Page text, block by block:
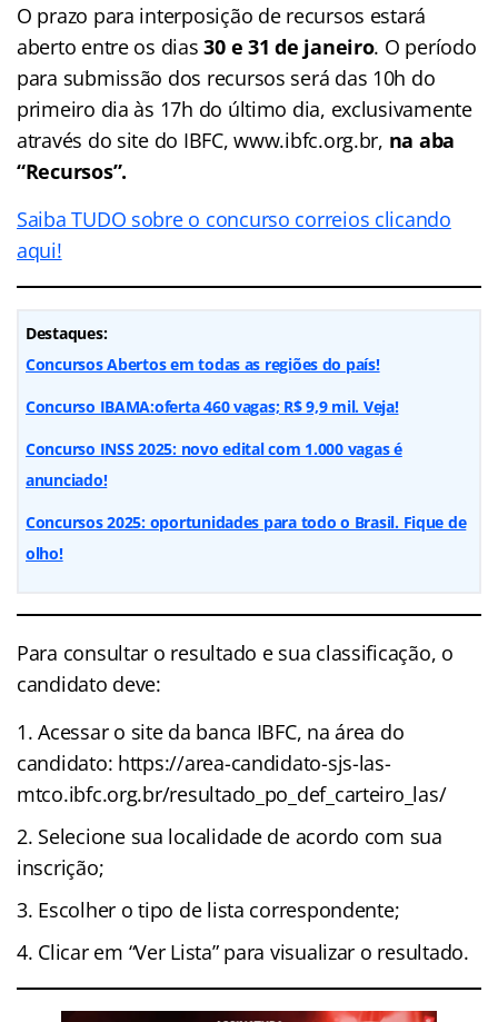
O prazo para interposição de recursos estará
aberto entre os dias30 e 31 de janeiro. O período
para submissão dos recursos será das 10h do
primeiro dia às 17h do último dia, exclusivamente
através do site do IBFC, www.ibfc.org.br, na aba
“Recursos”.
Saiba TUDO sobre o concurso correios clicando
aqui!
Destaques:
Concursos Abertos em todas as regiões do país!
Concurso IBAMA:oferta 460 vagas; R$ 9,9 mil. Veja!
Concurso INSS 2025: novo edital com 1.000 vagas é
anunciado!
Concursos 2025: oportunidades para todo o Brasil. Fique de
olho!
Para consultar o resultado e sua classificação, o
candidato deve:
Acessar o site da banca IBFC, na área do
candidato: https://area-candidato-sjs-las-
mtco.ibfc.org.br/resultado_po_def_carteiro_las/
Selecione sua localidade de acordo com sua
inscrição;
Escolher o tipo de lista correspondente;
Clicar em “Ver Lista” para visualizar o resultado.